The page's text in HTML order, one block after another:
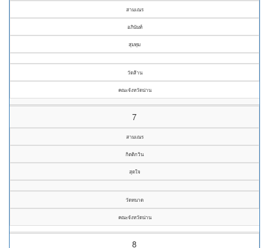
สามเณร
อภินันท์
สุมทุม
วัดส้าน
คณะจังหวัดน่าน
7
สามเณร
กิตติกวิน
สุดใจ
วัดหนาด
คณะจังหวัดน่าน
8